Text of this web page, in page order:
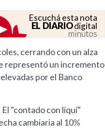
Escuchá esta nota
EL DIARIOdigital
minutos
cerrando con un alza
representó un incremento
por el Banco
"contado con liqui"
cambiaria al 10%